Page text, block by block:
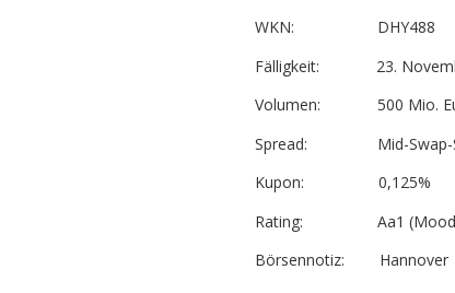
WKN: DHY488
Fälligkeit: 23.
Volumen: 500 Mio.
Spread: Mid-Swap-
Kupon: 0,125%
Rating: Aa1
Börsennotiz: Hannover